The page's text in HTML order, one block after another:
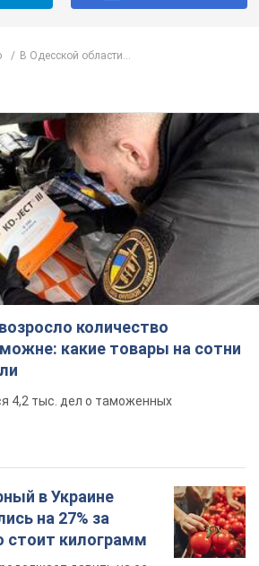
В Одесской области...
количество
какие товары на сотни
4,2 тыс. дел о таможенных
в Украине
на 27% за
стоит килограмм